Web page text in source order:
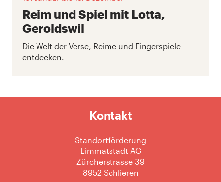
Reim und Spiel mit Lotta,
Geroldswil
Die Welt der Verse, Reime und Fingerspiele
entdecken.
Kontakt
Standortförderung
Limmatstadt AG
Zürcherstrasse 39
8952 Schlieren